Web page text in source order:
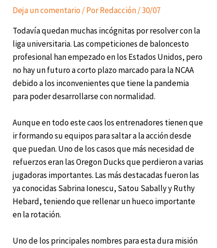
Deja un comentario / PorRedacción/30/07
Todavía quedan muchas incógnitas por resolver con la
liga universitaria. Las competiciones de baloncesto
profesional han empezado en los Estados Unidos, pero
no hay un futuro a corto plazo marcado para la NCAA
debido a los inconvenientes que tiene la pandemia
para poder desarrollarse con normalidad.
Aunque en todo este caos los entrenadores tienen que
ir formando su equipos para saltar a la acción desde
que puedan. Uno de los casos que más necesidad de
refuerzos eran las Oregon Ducks que perdieron a varias
jugadoras importantes. Las más destacadas fueron las
ya conocidas Sabrina Ionescu, Satou Sabally y Ruthy
Hebard, teniendo que rellenar un hueco importante
en la rotación.
Uno de los principales nombres para esta dura misión